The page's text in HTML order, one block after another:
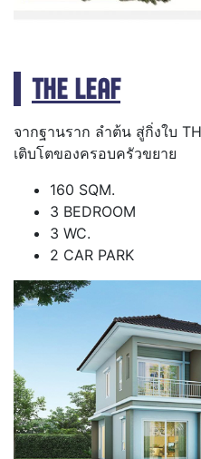
THE LEAF
จากฐานราก ลำต้น สู่กิ่งใบ
เติบโตของครอบครัวขยาย
160 SQM.
3 BEDROOM
3 WC.
2 CAR PARK